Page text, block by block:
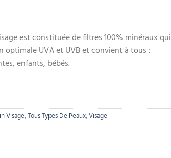
est constituée de filtres 100% minéraux qui
optimale UVA et UVB et convient à tous :
enfants, bébés.
Visage,Tous Types De Peaux,Visage